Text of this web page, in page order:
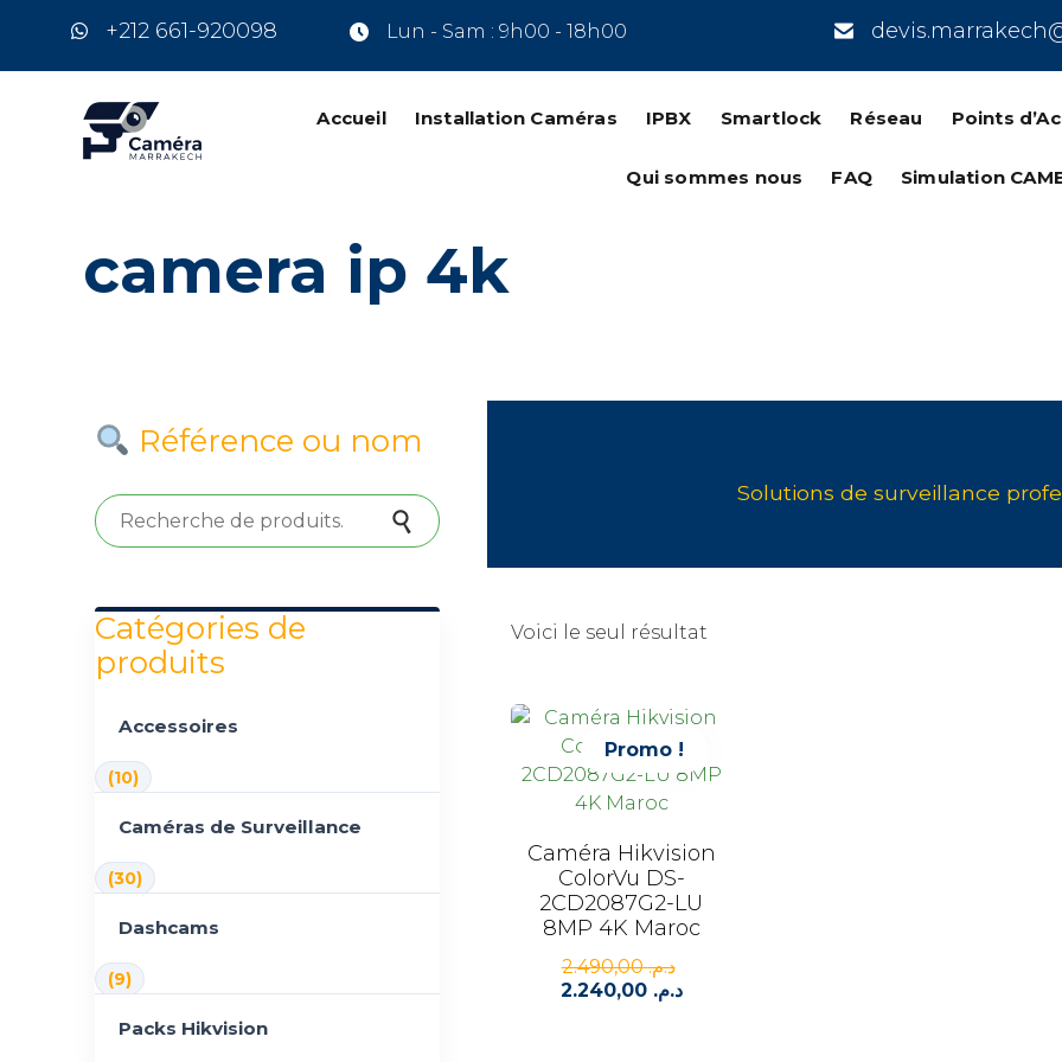
+212 661-920098 Lun - Sam : 9h00 - 18h00
Accueil Installation Caméras IPBX Smartlock Réseau Points
Qui sommes nous FAQ Simulation
camera ip 4k
Voici le seul résultat
Promo !
Caméra Hikvision
ColorVu DS-
2CD2087G2-LU
8MP 4K Maroc
د.م.2.490,00
prixد.م. 2.240,00
Le
Référence ou nom
Recherche pour :
Recherche
Catégories de
produits
Accessoires
(10)
Caméras de Surveillance
(30)
Dashcams
(9)
Packs Hikvision